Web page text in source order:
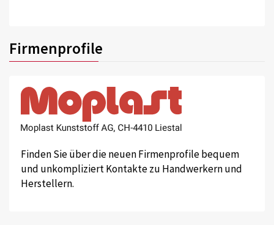
Firmenprofile
Finden Sie über die neuen Firmenprofile bequem
und unkompliziert Kontakte zu Handwerkern und
Herstellern.